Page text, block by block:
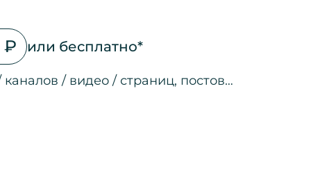
₽ или бесплатно*
каналов / видео / страниц, постов…